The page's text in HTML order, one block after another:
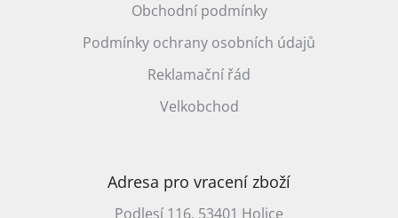
Obchodní podmínky
Podmínky ochrany osobních údajů
Reklamační řád
Velkobchod
Adresa pro vracení zboží
Podlesí 116, 53401 Holice